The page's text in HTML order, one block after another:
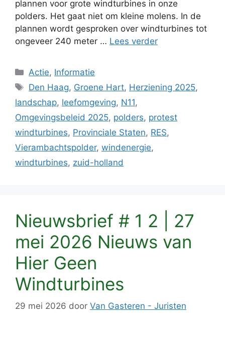
plannen voor grote windturbines in onze
polders. Het gaat niet om kleine molens. In de
plannen wordt gesproken over windturbines tot
ongeveer 240 meter … Lees verder
Categorieën
Actie, Informatie
Tags
Den Haag, Groene Hart, Herziening 2025,
landschap, leefomgeving, N11,
Omgevingsbeleid 2025, polders, protest
windturbines, Provinciale Staten, RES,
Vierambachtspolder, windenergie,
windturbines, zuid-holland
Nieuwsbrief # 1 2 | 27
mei 2026 Nieuws van
Hier Geen
Windturbines
29 mei 2026 door Van Gasteren - Juristen